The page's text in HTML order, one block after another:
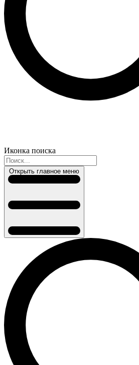
Иконка поиска
Открыть главное меню